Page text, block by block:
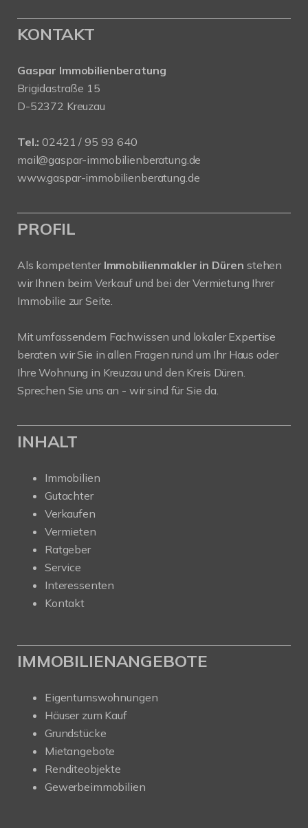
KONTAKT
Gaspar Immobilienberatung
Brigidastraße 15
D-52372 Kreuzau
Tel.: 02421 / 95 93 640
mail@gaspar-immobilienberatung.de
www.gaspar-immobilienberatung.de
PROFIL
Als kompetenter Immobilienmakler in Düren stehen
wir Ihnen beim Verkauf und bei der Vermietung Ihrer
Immobilie zur Seite.
Mit umfassendem Fachwissen und lokaler Expertise
beraten wir Sie in allen Fragen rund um Ihr Haus oder
Ihre Wohnung in Kreuzau und den Kreis Düren.
Sprechen Sie uns an - wir sind für Sie da.
INHALT
Immobilien
Gutachter
Verkaufen
Vermieten
Ratgeber
Service
Interessenten
Kontakt
IMMOBILIENANGEBOTE
Eigentumswohnungen
Häuser zum Kauf
Grundstücke
Mietangebote
Renditeobjekte
Gewerbeimmobilien